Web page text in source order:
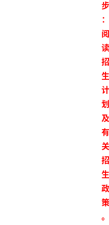
步
：
阅
读
招
生
计
划
及
有
关
招
生
政
策
。